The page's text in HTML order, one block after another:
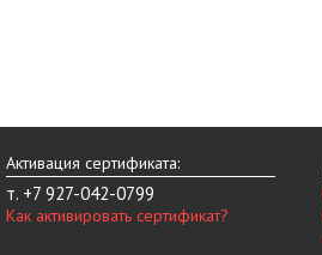
Активация сертификата:
т. +7 927-042-0799
Как активировать сертификат?